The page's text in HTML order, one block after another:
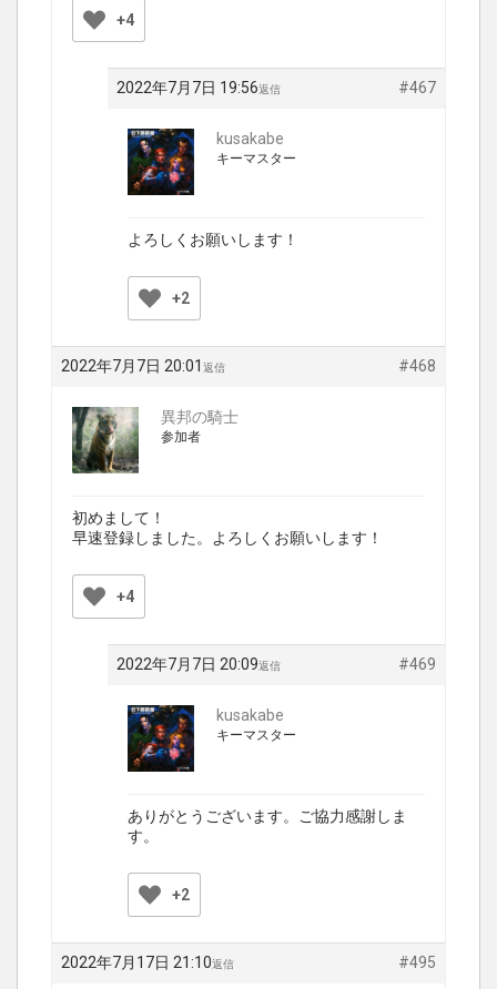
+4
2022年7月7日 19:56 #467
返信
kusakabe
キーマスター
よろしくお願いします！
+2
2022年7月7日 20:01 #468
返信
異邦の騎士
参加者
初めまして！
早速登録しました。よろしくお願いします！
+4
2022年7月7日 20:09 #469
返信
kusakabe
キーマスター
ありがとうございます。ご協力感謝しま
す。
+2
2022年7月17日 21:10 #495
返信